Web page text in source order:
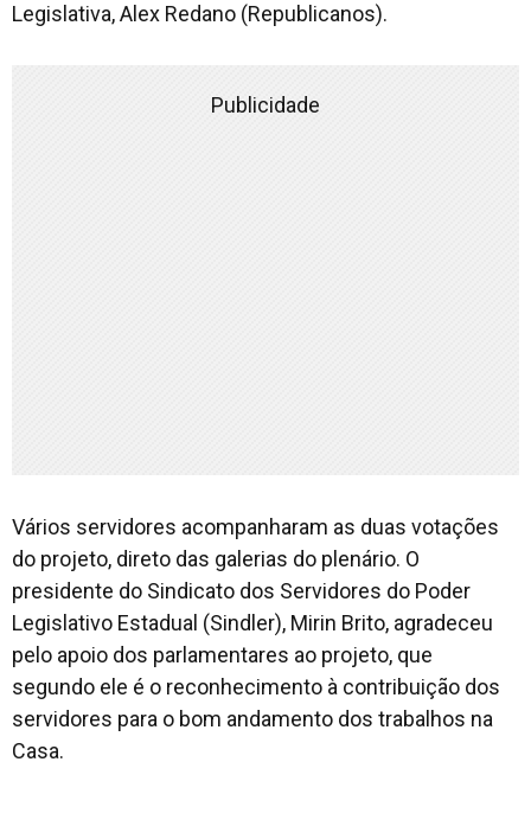
Legislativa, Alex Redano (Republicanos).
Publicidade
Vários servidores acompanharam as duas votações
do projeto, direto das galerias do plenário. O
presidente do Sindicato dos Servidores do Poder
Legislativo Estadual (Sindler), Mirin Brito, agradeceu
pelo apoio dos parlamentares ao projeto, que
segundo ele é o reconhecimento à contribuição dos
servidores para o bom andamento dos trabalhos na
Casa.